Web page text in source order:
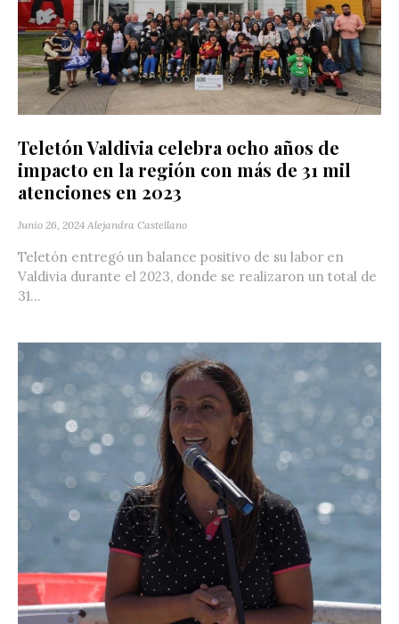
Teletón Valdivia celebra ocho años de
impacto en la región con más de 31 mil
atenciones en 2023
Junio 26, 2024 Alejandra Castellano
Teletón entregó un balance positivo de su labor en
Valdivia durante el 2023, donde se realizaron un total de
31...